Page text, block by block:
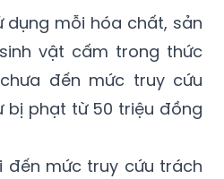
dụng mỗi hóa chất, sản
vật cấm trong thức
đến mức truy cứu
bị phạt từ 50 triệu đồng
đến mức truy cứu trách